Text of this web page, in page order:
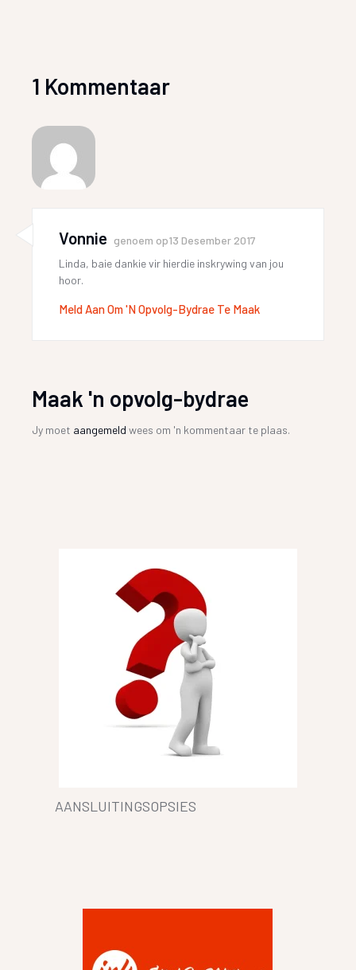
1 Kommentaar
Vonnie genoem op13 Desember 2017
Linda, baie dankie vir hierdie inskrywing van jou
hoor.
Meld Aan Om 'n Opvolg-Bydrae Te Maak
Maak 'n opvolg-bydrae
Jy moet aangemeld wees om 'n kommentaar te plaas.
AANSLUITINGSOPSIES